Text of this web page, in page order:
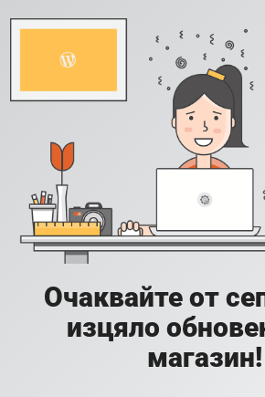
Очаквайте от
изцяло
магазин!